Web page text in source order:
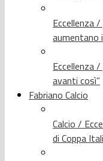
Eccellenza
aumentano
Eccellenza
avanti così”
Fabriano Calcio
Calcio /
di Coppa